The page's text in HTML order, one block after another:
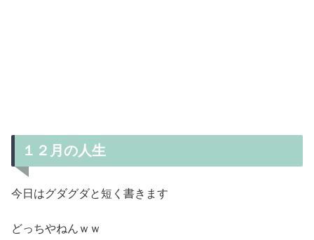
１２月の人生
今日はグダグダと短く書きます
どっちやねんｗｗ